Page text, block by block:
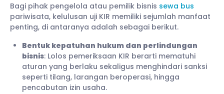
Bagi pihak pengelola atau pemilik bisnis sewa bus
pariwisata, kelulusan uji KIR memiliki sejumlah manfaat
penting, di antaranya adalah sebagai berikut.
Bentuk kepatuhan hukum dan perlindungan
bisnis: Lolos pemeriksaan KIR berarti mematuhi
aturan yang berlaku sekaligus menghindari sanksi
seperti tilang, larangan beroperasi, hingga
pencabutan izin usaha.